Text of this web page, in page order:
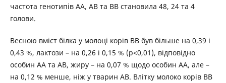
частота генотипів АА, АВ та ВВ становила 48, 24 та 4
голови.
Весною вміст білка у молоці корів ВВ був більше на 0,39 і
0,43 %, лактози – на 0,26 і 0,15 % (р<0,01), відповідно
особин АА та АВ, жиру – на 0,07 % щодо особин АА, але –
на 0,12 % менше, ніж у тварин АВ. Влітку молоко корів ВВ